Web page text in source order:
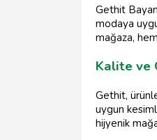
Gethit
modaya
mağaza,
Kalite ve
Gethit,
uygun
hijyenik